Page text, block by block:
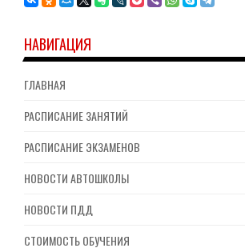
НАВИГАЦИЯ
ГЛАВНАЯ
РАСПИСАНИЕ ЗАНЯТИЙ
РАСПИСАНИЕ ЭКЗАМЕНОВ
НОВОСТИ АВТОШКОЛЫ
НОВОСТИ ПДД
СТОИМОСТЬ ОБУЧЕНИЯ